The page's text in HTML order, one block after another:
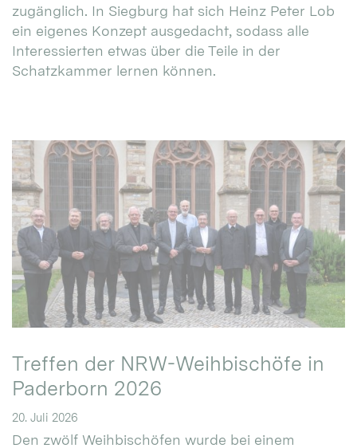
zugänglich. In Siegburg hat sich Heinz Peter Lob
ein eigenes Konzept ausgedacht, sodass alle
Interessierten etwas über die Teile in der
Schatzkammer lernen können.
Treffen der NRW-Weihbischöfe in
Paderborn 2026
20. Juli 2026
Den zwölf Weihbischöfen wurde bei einem